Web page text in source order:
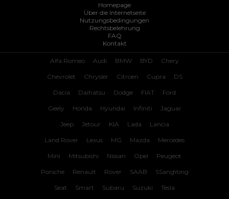
Homepage
Über die Internetseite
Nutzungsbedingungen
Rechtsbelehrung
FAQ
Kontakt
Alfa Romeo Audi BMW BYD Chery
Chevrolet Chrysler Citroen Cupra DS
Dacia Daihatsu Dodge FIAT Ford
Geely Honda Hyundai Infiniti Jaguar
Jeep Jetour KIA Lada Lancia
Land Rover Lexus MG Mazda Mercedes
Mini Mitsubishi Nissan Opel Peugeot
Porsche Renault Rover SAAB SSangYong
Seat Smart Subaru Suzuki Tesla